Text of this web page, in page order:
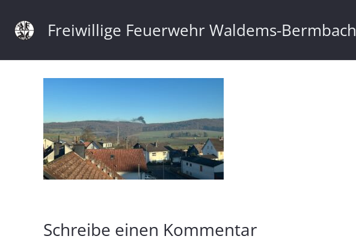
Freiwillige Feuerwehr Waldems-Bermbach
Schreibe einen Kommentar